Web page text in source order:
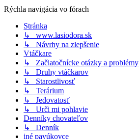
Rýchla navigácia vo fórach
Stránka
↳ www.lasiodora.sk
↳ Návrhy na zlepšenie
Vtáčkare
↳ Začiatočnícke otázky a problémy
↳ Druhy vtáčkarov
↳ Starostlivosť
↳ Terárium
↳ Jedovatosť
↳ Urči mi pohlavie
Denníky chovateľov
↳ Denník
iné pavúkovce